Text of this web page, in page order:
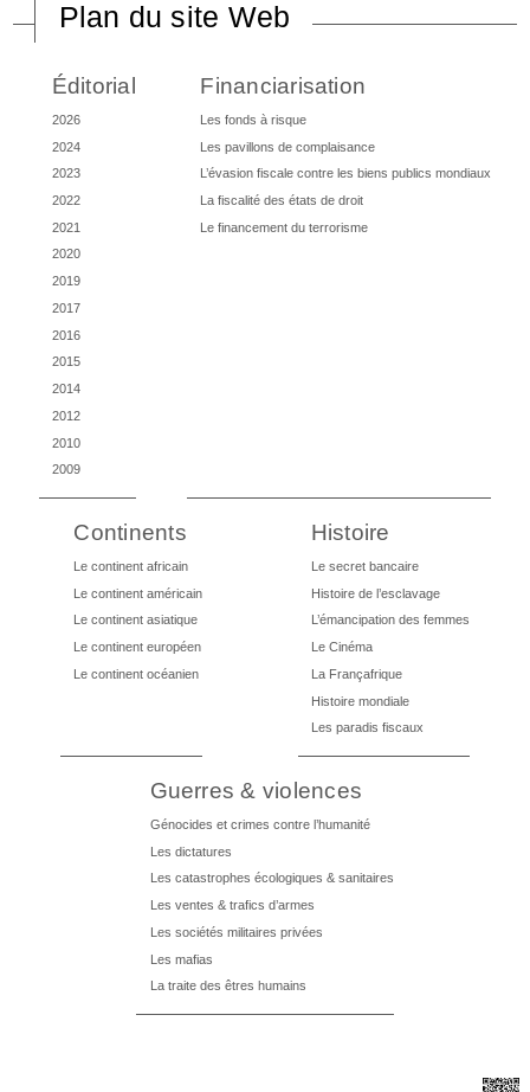
Plan du site Web
Éditorial
2026
2024
2023
2022
2021
2020
2019
2017
2016
2015
2014
2012
2010
2009
Financiarisation
Les fonds à risque
Les pavillons de complaisance
L’évasion fiscale contre les biens publics mondiaux
La fiscalité des états de droit
Le financement du terrorisme
Continents
Le continent africain
Le continent américain
Le continent asiatique
Le continent européen
Le continent océanien
Histoire
Le secret bancaire
Histoire de l’esclavage
L’émancipation des femmes
Le Cinéma
La Françafrique
Histoire mondiale
Les paradis fiscaux
Guerres & violences
Génocides et crimes contre l’humanité
Les dictatures
Les catastrophes écologiques & sanitaires
Les ventes & trafics d’armes
Les sociétés militaires privées
Les mafias
La traite des êtres humains